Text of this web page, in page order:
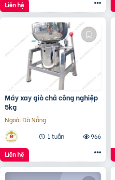
Liên hệ
Máy xay giò chả công nghiệp
5kg
Ngoài Đà Nẵng
1 tuần
966
Liên hệ